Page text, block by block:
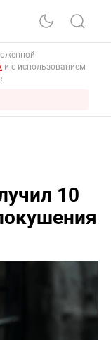
и с использованием
10